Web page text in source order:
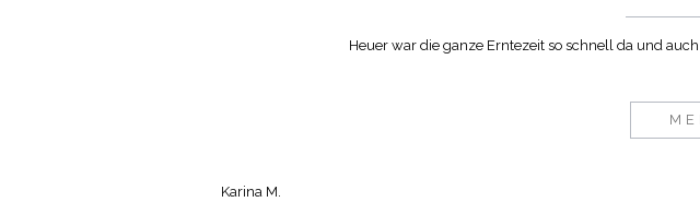
Heuer war die ganze Erntezeit so schnell da und
Karina M.